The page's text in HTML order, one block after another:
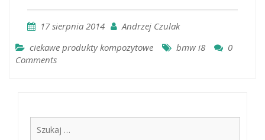
17 sierpnia 2014
Andrzej Czulak
ciekawe produkty kompozytowe
bmw i8
0
Comments